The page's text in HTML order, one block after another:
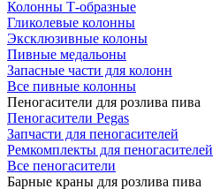
Колонны Т-образные
Гликолевые колонны
Эксклюзивные колоны
Пивные медальоны
Запасные части для колонн
Все пивные колонны
Пеногасители для розлива пива
Пеногасители Pegas
Запчасти для пеногасителей
Ремкомплекты для пеногасителей
Все пеногасители
Барные краны для розлива пива